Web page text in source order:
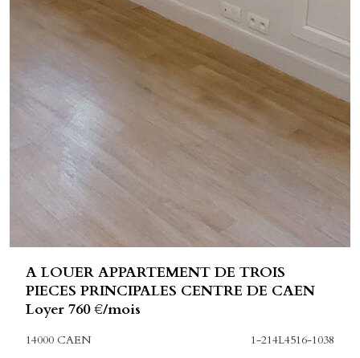
A LOUER APPARTEMENT DE TROIS
PIECES PRINCIPALES CENTRE DE CAEN
Loyer 760 €/mois
14000 CAEN
1-214L4516-1038